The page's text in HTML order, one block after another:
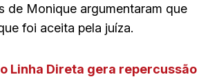
de Monique argumentaram que
foi aceita pela juíza.
Linha Direta gera repercussão